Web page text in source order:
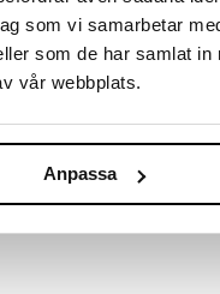
som vi samarbetar
som de har samlat
vår webbplats.
Anpassa
kuinka hyvin 1 gramma
on 2400 GDU.
yksiköllä MCU (Milk